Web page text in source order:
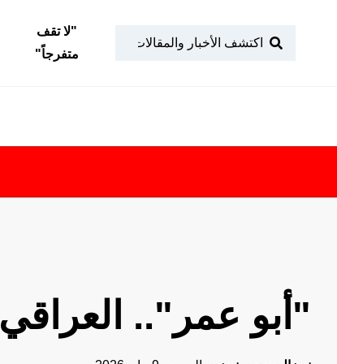
"لا تقف
متفرجاً"
"أبو عمر".. العراقي